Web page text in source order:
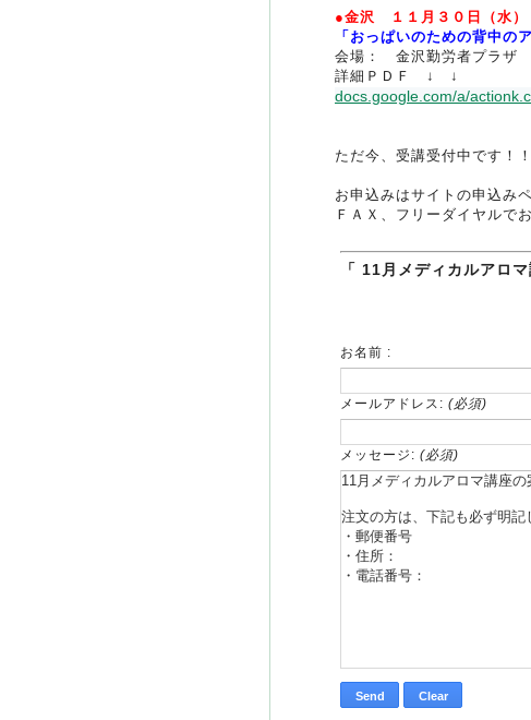
●金沢 １１月３０日（水）
「おっぱいのための背中の
会場： 金沢勤労者プラザ
詳細ＰＤＦ ↓ ↓
docs.google.com/a/
ただ今、受講受付中です！！
お申込みはサイトの申込み
ＦＡＸ、フリーダイヤルで
「 11月メディカルアロマ
お名前 :
メールアドレス: (必須)
メッセージ: (必須)